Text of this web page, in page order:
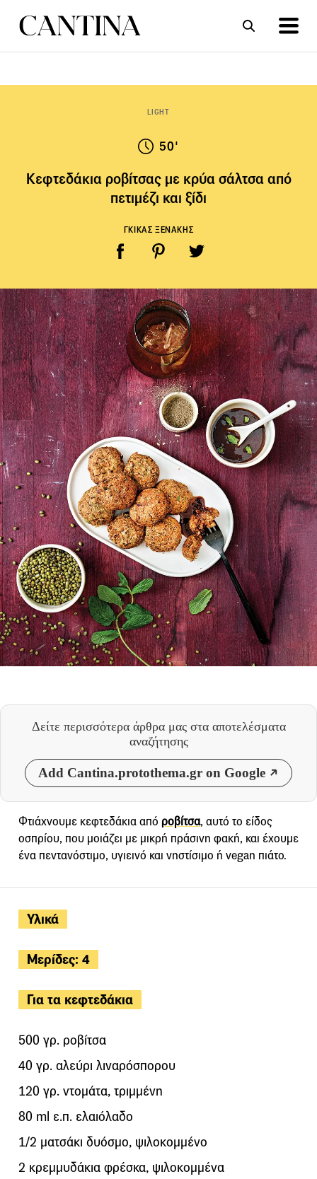
LIGHT
50'
Κεφτεδάκια ροβίτσας με κρύα σάλτσα από
πετιμέζι και ξίδι
ΓΚΙΚΑΣ ΞΕΝΑΚΗΣ
Δείτε περισσότερα άρθρα μας στα αποτελέσματα
αναζήτησης
Add Cantina.protothema.gr on Google
Υλικά
Μερίδες: 4
Για τα κεφτεδάκια
500 γρ. ροβίτσα
40 γρ. αλεύρι λιναρόσπορου
120 γρ. ντομάτα, τριμμένη
80 ml ε.π. ελαιόλαδο
1/2 ματσάκι δυόσμο, ψιλοκομμένο
2 κρεμμυδάκια φρέσκα, ψιλοκομμένα
Φτιάχνουμε κεφτεδάκια από ροβίτσα, αυτό το είδος
οσπρίου, που μοιάζει με μικρή πράσινη φακή, και έχουμε
ένα πεντανόστιμο, υγιεινό και νηστίσιμο ή vegan πιάτο.